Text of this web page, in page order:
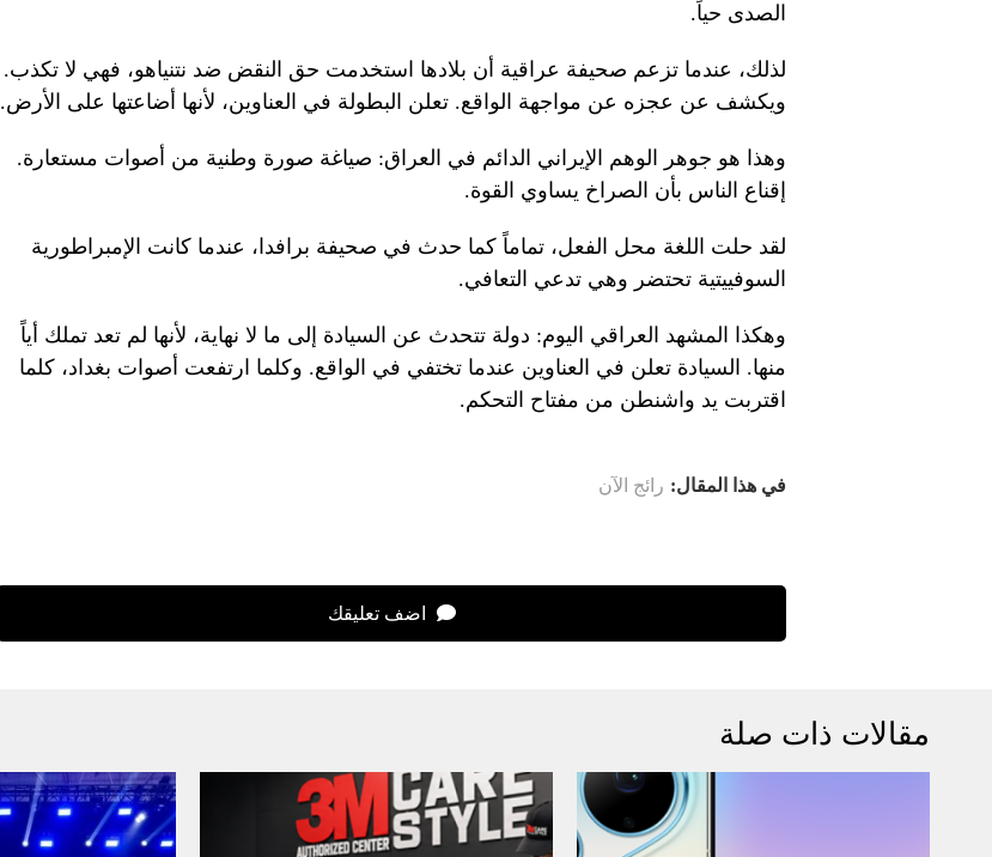
الصدى حياً.
لذلك، عندما تزعم صحيفة عراقية أن بلادها استخدمت حق النقض ضد نتنياهو، فهي لا تكذب.
ويكشف عن عجزه عن مواجهة الواقع. تعلن البطولة في العناوين، لأنها أضاعتها على الأرض.
وهذا هو جوهر الوهم الإيراني الدائم في العراق: صياغة صورة وطنية من أصوات مستعارة.
إقناع الناس بأن الصراخ يساوي القوة.
لقد حلت اللغة محل الفعل، تماماً كما حدث في صحيفة برافدا، عندما كانت الإمبراطورية
السوفييتية تحتضر وهي تدعي التعافي.
وهكذا المشهد العراقي اليوم: دولة تتحدث عن السيادة إلى ما لا نهاية، لأنها لم تعد تملك أياً
منها. السيادة تعلن في العناوين عندما تختفي في الواقع. وكلما ارتفعت أصوات بغداد، كلما
اقتربت يد واشنطن من مفتاح التحكم.
في هذا المقال: رائج الآن
اضف تعليقك
مقالات ذات صلة